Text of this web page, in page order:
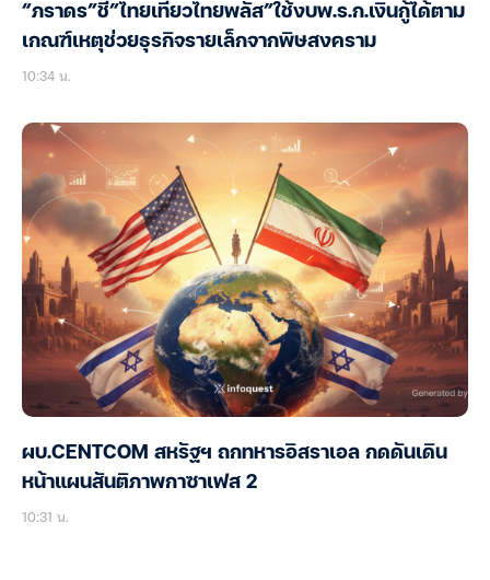
“ภราดร”ชี้”ไทยเที่ยวไทยพลัส”ใช้งบพ.ร.ก.เงินกู้ได้ตาม
เกณฑ์เหตุช่วยธุรกิจรายเล็กจากพิษสงคราม
10:34 น.
ผบ.CENTCOM สหรัฐฯ ถกทหารอิสราเอล กดดันเดิน
หน้าแผนสันติภาพกาซาเฟส 2
10:31 น.